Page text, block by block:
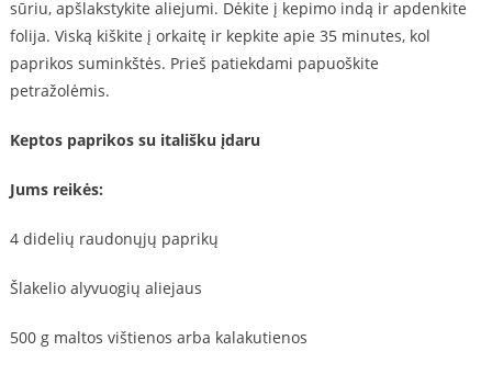
sūriu, apšlakstykite aliejumi. Dėkite į kepimo indą ir apdenkite
folija. Viską kiškite į orkaitę ir kepkite apie 35 minutes, kol
paprikos suminkštės. Prieš patiekdami papuoškite
petražolėmis.
Keptos paprikos su itališku įdaru
Jums reikės:
4 didelių raudonųjų paprikų
Šlakelio alyvuogių aliejaus
500 g maltos vištienos arba kalakutienos